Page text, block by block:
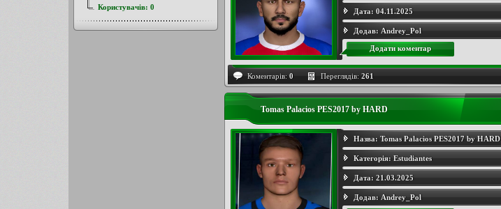
Дата: 04.11.2025
Додав: Andrey_Pol
Додати коментар
Коментарів: 0 Переглядів: 261
Tomas Palacios PES2017 by HARD
Назва: Tomas Palacios PES2017 by HARD
Категорія: Estudiantes
Дата: 21.03.2025
Додав: Andrey_Pol
Користувачів: 0